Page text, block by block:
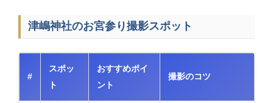
津嶋神社のお宮参り撮影スポット
#
スポッ
ト
おすすめポイ
ント
撮影のコツ